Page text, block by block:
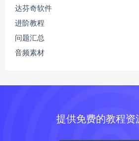
达芬奇软件
进阶教程
问题汇总
音频素材
提供免费的教程资